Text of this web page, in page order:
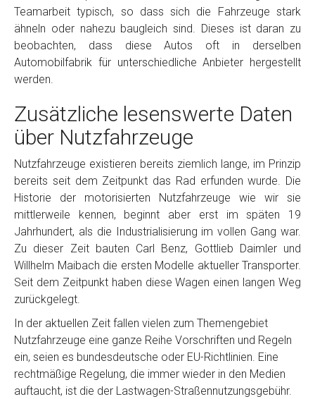
Teamarbeit typisch, so dass sich die Fahrzeuge stark
ähneln oder nahezu baugleich sind. Dieses ist daran zu
beobachten, dass diese Autos oft in derselben
Automobilfabrik für unterschiedliche Anbieter hergestellt
werden.
Zusätzliche lesenswerte Daten
über Nutzfahrzeuge
Nutzfahrzeuge existieren bereits ziemlich lange, im Prinzip
bereits seit dem Zeitpunkt das Rad erfunden wurde. Die
Historie der motorisierten Nutzfahrzeuge wie wir sie
mittlerweile kennen, beginnt aber erst im späten 19
Jahrhundert, als die Industrialisierung im vollen Gang war.
Zu dieser Zeit bauten Carl Benz, Gottlieb Daimler und
Willhelm Maibach die ersten Modelle aktueller Transporter.
Seit dem Zeitpunkt haben diese Wagen einen langen Weg
zurückgelegt.
In der aktuellen Zeit fallen vielen zum Themengebiet
Nutzfahrzeuge eine ganze Reihe Vorschriften und Regeln
ein, seien es bundesdeutsche oder EU-Richtlinien. Eine
rechtmäßige Regelung, die immer wieder in den Medien
auftaucht, ist die der Lastwagen-Straßennutzungsgebühr.